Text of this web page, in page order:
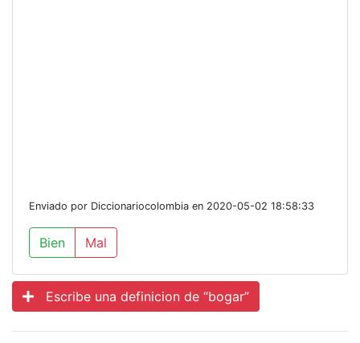
Enviado por Diccionariocolombia en 2020-05-02 18:58:33
Bien Mal
Escribe una definicion de “bogar”